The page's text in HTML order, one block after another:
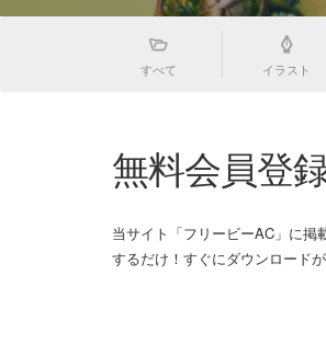
すべて イラスト
無料会員登
当サイト「フリービーAC」に
するだけ！すぐにダウンロード